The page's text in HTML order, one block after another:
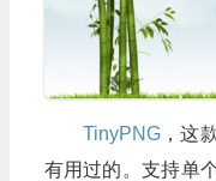
TinyPNG，这
有用过的。支持单